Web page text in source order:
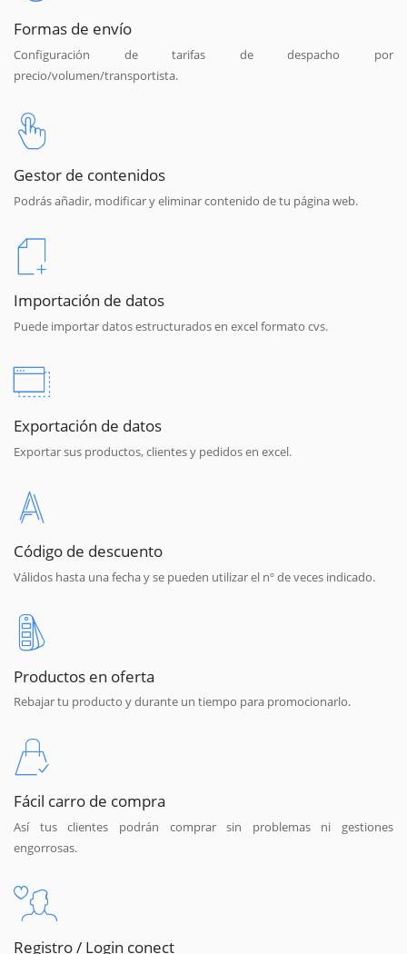
Formas de envío
Configuración de tarifas de despacho por
precio/volumen/transportista.
Gestor de contenidos
Podrás añadir, modificar y eliminar contenido de tu página web.
Importación de datos
Puede importar datos estructurados en excel formato cvs.
Exportación de datos
Exportar sus productos, clientes y pedidos en excel.
Código de descuento
Válidos hasta una fecha y se pueden utilizar el nº de veces indicado.
Productos en oferta
Rebajar tu producto y durante un tiempo para promocionarlo.
Fácil carro de compra
Así tus clientes podrán comprar sin problemas ni gestiones
engorrosas.
Registro / Login conect